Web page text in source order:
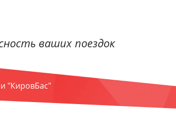
ваших поездок
"КировБас"